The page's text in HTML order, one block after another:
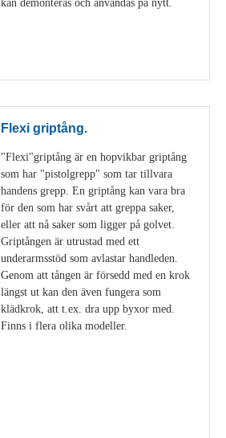
kan demonteras och användas på nytt.
Flexi griptång.
"Flexi"griptång är en hopvikbar griptång
som har "pistolgrepp" som tar tillvara
handens grepp. En griptång kan vara bra
för den som har svårt att greppa saker,
eller att nå saker som ligger på golvet.
Griptången är utrustad med ett
underarmsstöd som avlastar handleden.
Genom att tången är försedd med en krok
längst ut kan den även fungera som
klädkrok, att t.ex. dra upp byxor med.
Finns i flera olika modeller.